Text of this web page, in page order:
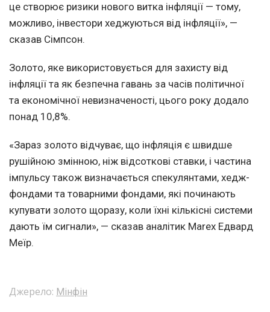
це створює ризики нового витка інфляції — тому,
можливо, інвестори хеджуються від інфляції», —
сказав Сімпсон.
Золото, яке використовується для захисту від
інфляції та як безпечна гавань за часів політичної
та економічної невизначеності, цього року додало
понад 10,8%.
«Зараз золото відчуває, що інфляція є швидше
рушійною змінною, ніж відсоткові ставки, і частина
імпульсу також визначається спекулянтами, хедж-
фондами та товарними фондами, які починають
купувати золото щоразу, коли їхні кількісні системи
дають їм сигнали», — сказав аналітик Marex Едвард
Меїр.
Джерело: Мінфін